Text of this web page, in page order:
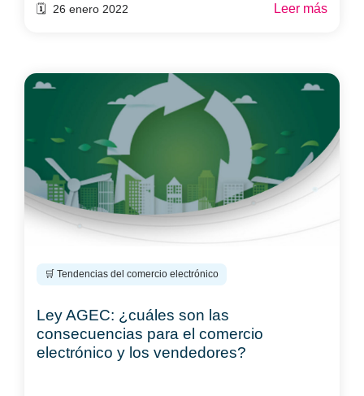
🗓️ 26 enero 2022 Leer más
🛒 Tendencias del comercio electrónico
Ley AGEC: ¿cuáles son las
consecuencias para el comercio
electrónico y los vendedores?